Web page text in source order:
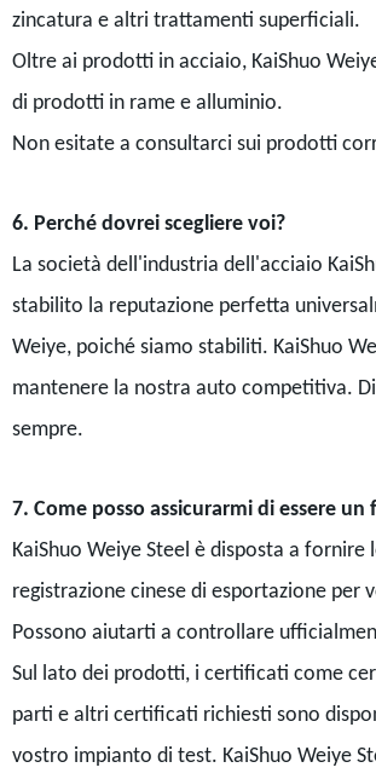
zincatura e altri trattamenti superficiali.
Oltre ai prodotti in acciaio, KaiShuo
di prodotti in rame e alluminio.
Non esitate a consultarci sui prodotti
6. Perché dovrei scegliere voi?
La società dell'industria dell'acciaio
stabilito la reputazione perfetta
Weiye, poiché siamo stabiliti. KaiShuo
mantenere la nostra auto competitiva.
sempre.
7. Come posso assicurarmi di essere
KaiShuo Weiye Steel è disposta a
registrazione cinese di esportazione
Possono aiutarti a controllare
Sul lato dei prodotti, i certificati come
parti e altri certificati richiesti sono
vostro impianto di test. KaiShuo Weiye